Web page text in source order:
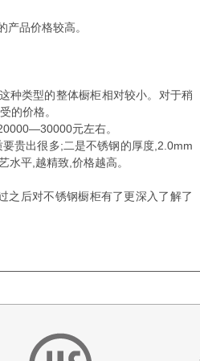
品价格较高。
种类型的整体橱柜相对较小。对于稍
的价格。
元左右。
贵出很多;二是不锈钢的厚度,2.0mm
平,越精致,价格越高。
之后对不锈钢橱柜有了更深入了解了